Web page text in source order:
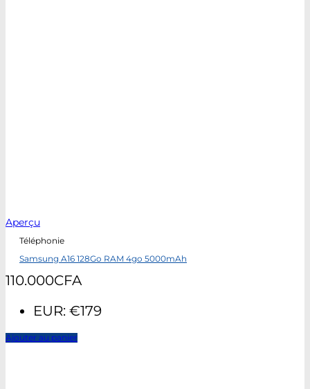
Aperçu
Téléphonie
Samsung A16 128Go RAM 4go 5000mAh
110.000CFA
EUR: €179
Ajouter au panier